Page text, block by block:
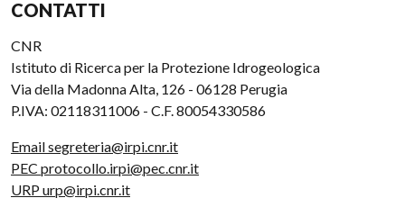
CONTATTI
CNR
Istituto di Ricerca per la Protezione Idrogeologica
Via della Madonna Alta, 126 - 06128 Perugia
P.IVA: 02118311006 - C.F. 80054330586
Email segreteria@irpi.cnr.it
PEC protocollo.irpi@pec.cnr.it
URP urp@irpi.cnr.it